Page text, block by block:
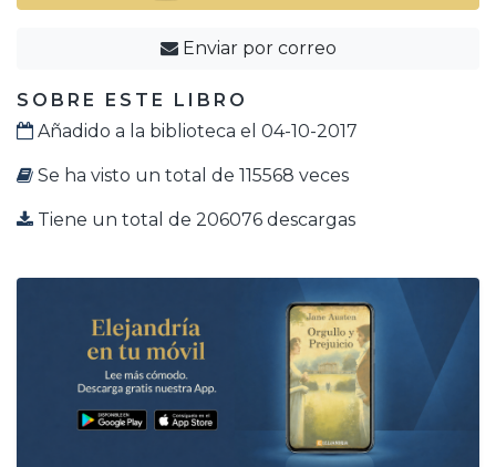
Enviar por correo
SOBRE ESTE LIBRO
Añadido a la biblioteca el 04-10-2017
Se ha visto un total de 115568 veces
Tiene un total de 206076 descargas